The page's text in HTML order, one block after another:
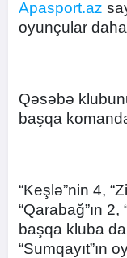
Apasport.az
oyunçular
Qəsəbə
başqa
“Keşlə”nin 4,
“Qarabağ”ın
başqa kluba
“Sumqayıt”ın